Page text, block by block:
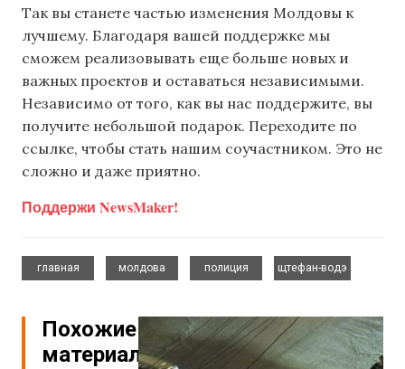
Так вы станете частью изменения Молдовы к
лучшему. Благодаря вашей поддержке мы
сможем реализовывать еще больше новых и
важных проектов и оставаться независимыми.
Независимо от того, как вы нас поддержите, вы
получите небольшой подарок. Переходите по
ссылке, чтобы стать нашим соучастником. Это не
сложно и даже приятно.
Поддержи NewsMaker!
главная
молдова
полиция
щтефан-водэ
Похожие
материалы